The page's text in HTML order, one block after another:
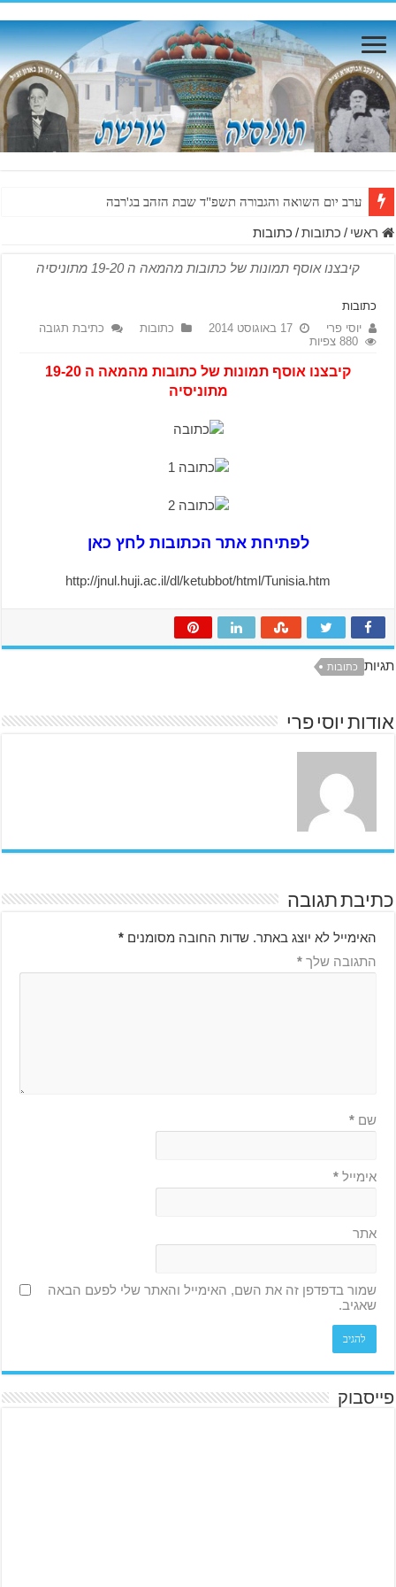
ערב יום השואה והגבורה תשפ"ד שבת הזהב בג'רבה
ראשי / כתובות/ כתובות
קיבצנו אוסף תמונות של כתובות מהמאה ה 19-20 מתוניסיה
כתובות
יוסי פרי 17 באוגוסט 2014 כתובות
כתיבת תגובה
880 צפיות
קיבצנו אוסף תמונות של כתובות מהמאה ה 19-20
מתוניסיה
לפתיחת אתר הכתובות לחץ כאן
http://jnul.huji.ac.il/dl/ketubbot/html/Tunisia.htm
תגיות כתובות
אודות יוסי פרי
כתיבת תגובה
האימייל לא יוצג באתר. שדות החובה מסומנים*
התגובה שלך*
שם*
אימייל*
אתר
שמור בדפדפן זה את השם, האימייל והאתר שלי לפעם הבאה
שאגיב.
פייסבוק